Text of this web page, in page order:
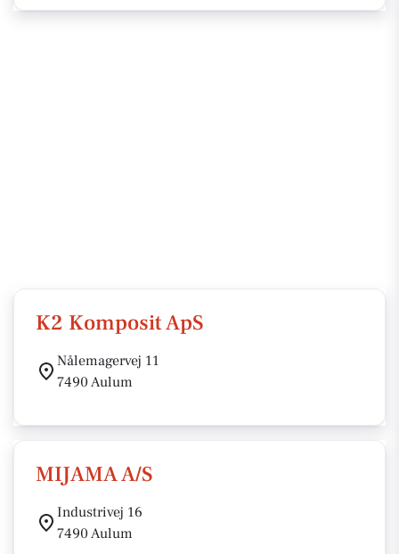
K2 Komposit ApS
Nålemagervej 11
7490 Aulum
MIJAMA A/S
Industrivej 16
7490 Aulum